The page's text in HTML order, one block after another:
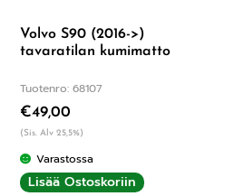
Volvo S90 (2016->)
tavaratilan kumimatto
Tuotenro: 68107
€49,00
(Sis. Alv 25,5%)
Varastossa
Lisää Ostoskoriin